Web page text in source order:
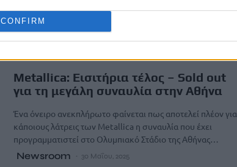
CONFIRM
Metallica: Εισιτήρια τέλος – Sold out
για τη μεγάλη συναυλία στην Αθήνα
Ένα όνειρο ανεκπλήρωτο φαίνεται πως αποτελεί πλέον για
κάποιους λάτρεις των Metallica η συναυλία που έχει
προγραμματιστεί στο Ολυμπιακό Στάδιο της Αθήνας…
Newsroom 30 Μαΐου, 2025